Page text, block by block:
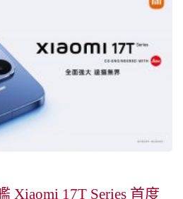
Xiaomi 17T Series 首度